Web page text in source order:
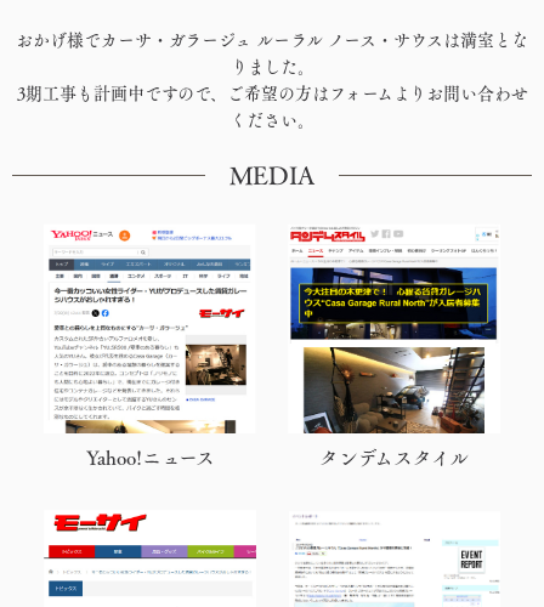
おかげ様でカーサ・ガラージュ ルーラル ノース・サウスは満室とな
りました。
3期工事も計画中ですので、ご希望の方はフォームよりお問い合わせ
ください。
MEDIA
Yahoo!ニュース タンデムスタイル